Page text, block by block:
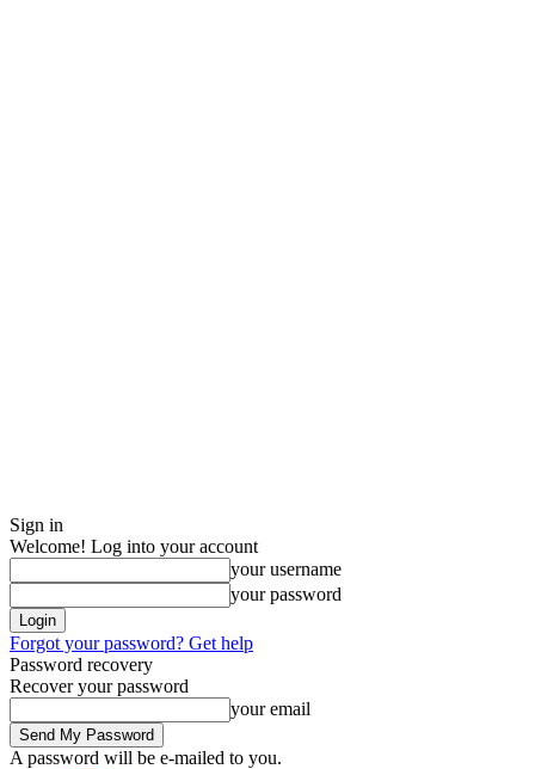
Sign in
Welcome! Log into your account
your username
your password
Forgot your password? Get help
Password recovery
Recover your password
your email
A password will be e-mailed to you.